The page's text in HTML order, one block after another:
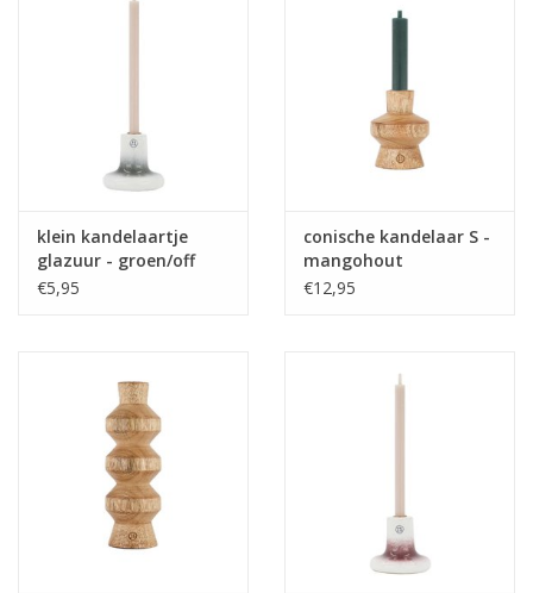
ALGEMEEN
Merken
klein kandelaartje
glazuur - groen/off
white
€5,95
conische kandelaar S -
mangohout
€12,95